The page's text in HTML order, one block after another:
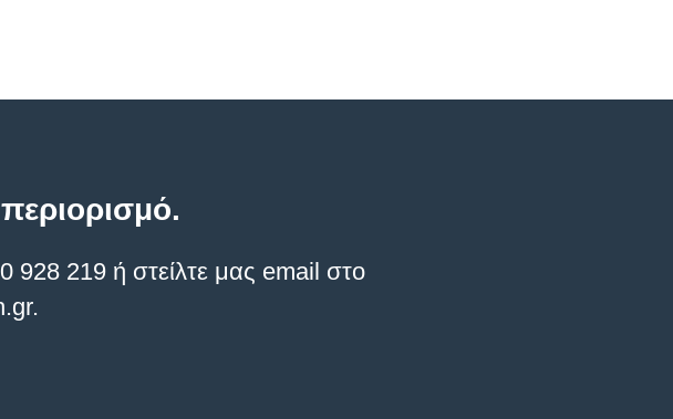
928 219 ή στείλτε μας email στο
.